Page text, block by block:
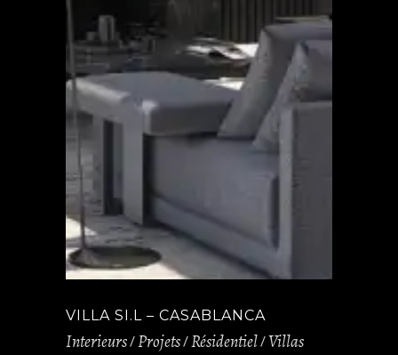
VILLA SI.L – CASABLANCA
Interieurs Projets Résidentiel Villas